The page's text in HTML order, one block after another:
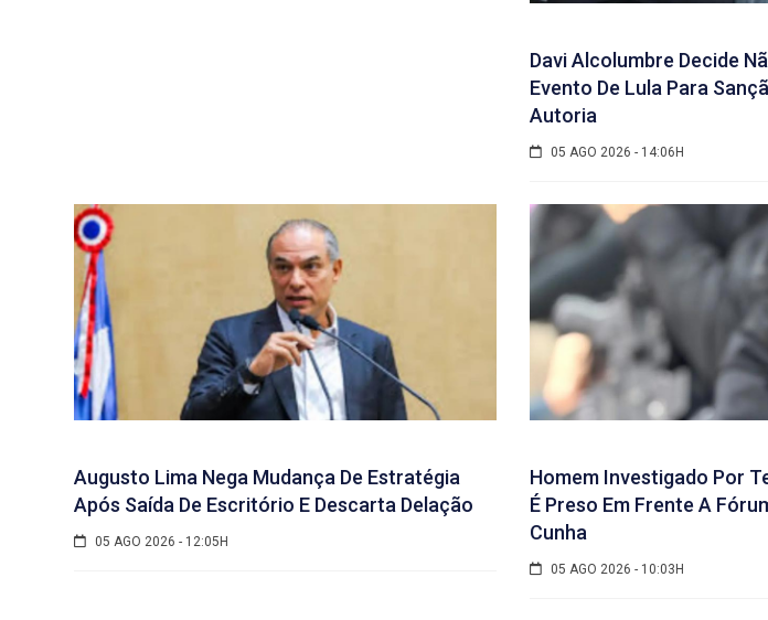
Davi Alcolumbre Decide
Evento De Lula Para
Autoria
05 AGO 2026 - 14:06H
Augusto Lima Nega Mudança De Estratégia
Após Saída De Escritório E Descarta Delação
05 AGO 2026 - 12:05H
Homem Investigado Por
É Preso Em Frente A
Cunha
05 AGO 2026 - 10:03H